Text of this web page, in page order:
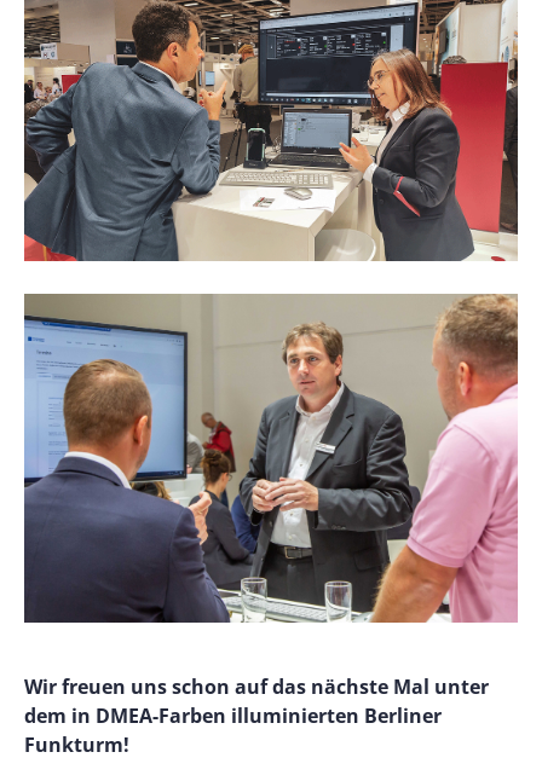
Wir freuen uns schon auf das nächste Mal unter
dem in DMEA-Farben illuminierten Berliner
Funkturm!